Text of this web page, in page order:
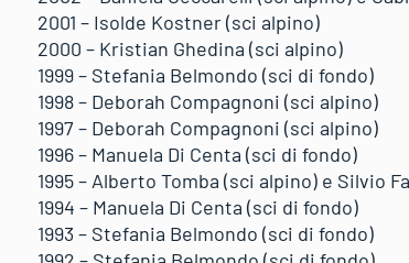
2001 – Isolde Kostner (sci alpino)
2000 – Kristian Ghedina (sci alpino)
1999 – Stefania Belmondo (sci di fondo)
1998 – Deborah Compagnoni (sci alpino)
1997 – Deborah Compagnoni (sci alpino)
1996 – Manuela Di Centa (sci di fondo)
1995 – Alberto Tomba (sci alpino) e Silvio
1994 – Manuela Di Centa (sci di fondo)
1993 – Stefania Belmondo (sci di fondo)